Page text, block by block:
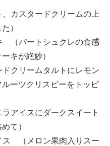
カスタードクリームの上
）
（パートシュクレの食感
キが絶妙）
クリームタルトにレモン
ーツクリスピーをトッピ
アイスにダークスイート
て）
ス （メロン果肉入りスー